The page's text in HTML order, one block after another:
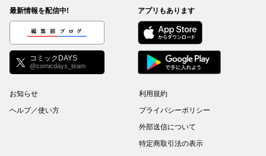
最新情報を配信中!
編集部ブログ
コミックDAYS
@comicdays_team
アプリもあります
お知らせ
ヘルプ／使い方
利用規約
プライバシーポリシー
外部送信について
特定商取引法の表示